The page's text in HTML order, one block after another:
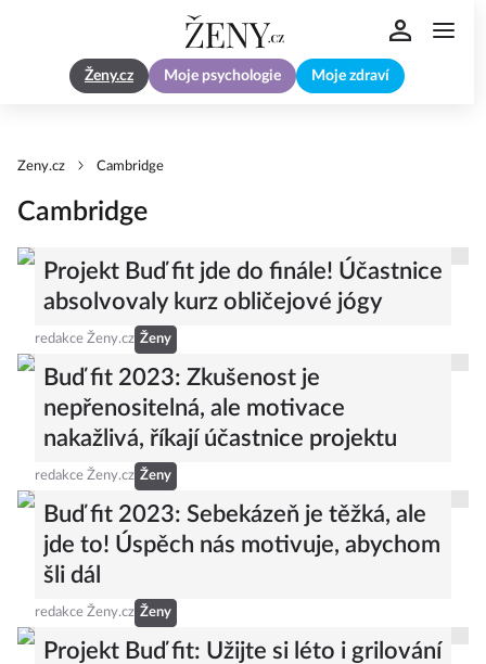
Ženy.cz Moje psychologie Moje zdraví
Zeny.cz Cambridge
Cambridge
Projekt Buď fit jde do finále! Účastnice
absolvovaly kurz obličejové jógy
redakce Ženy.cz Ženy
Buď fit 2023: Zkušenost je
nepřenositelná, ale motivace
nakažlivá, říkají účastnice projektu
redakce Ženy.cz Ženy
Buď fit 2023: Sebekázeň je těžká, ale
jde to! Úspěch nás motivuje, abychom
šli dál
redakce Ženy.cz Ženy
Projekt Buď fit: Užijte si léto i grilování